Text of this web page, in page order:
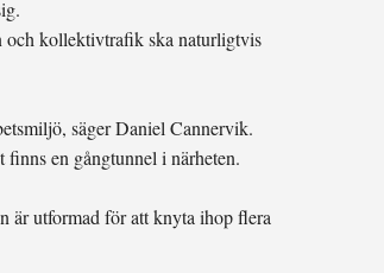
och kollektivtrafik ska naturligtvis
säger Daniel Cannervik.
finns en gångtunnel i närheten.
är utformad för att knyta ihop flera